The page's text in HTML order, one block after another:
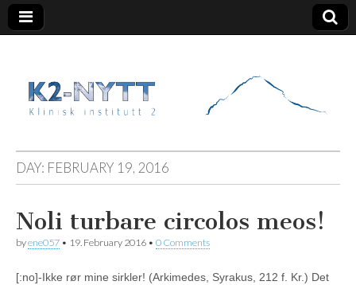
K2 Nytt
DAY: FEBRUARY 19, 2016
Noli turbare circolos meos!
byene057 • 19. February 2016 • 0 Comments
[:no]-Ikke rør mine sirkler! (Arkimedes, Syrakus, 212 f. Kr.) Det